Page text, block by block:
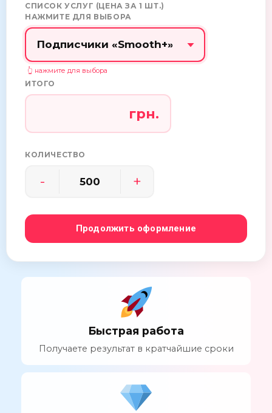
СПИСОК УСЛУГ (ЦЕНА ЗА 1 ШТ.)
НАЖМИТЕ ДЛЯ ВЫБОРА
ИТОГО
грн.
КОЛИЧЕСТВО
- +
Продолжить оформление
Быстрая работа
Получаете результат в кратчайшие сроки